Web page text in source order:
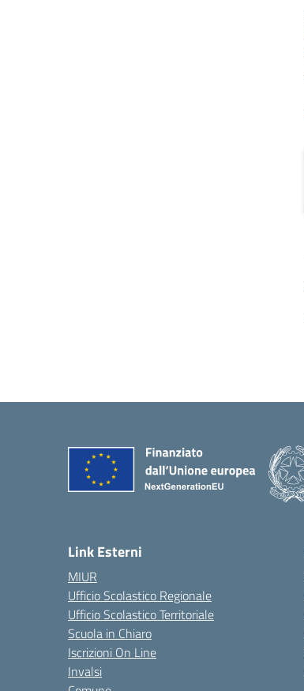
Link Esterni
MIUR
Ufficio Scolastico Regionale
Ufficio Scolastico Territoriale
Scuola in Chiaro
Iscrizioni On Line
Invalsi